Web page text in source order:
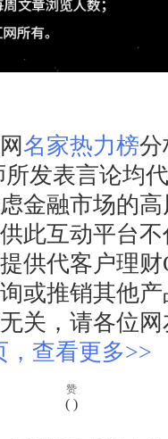
名家热力榜分
发表言论均
金融市场的
此互动平台
供代客户理
或推销其他
关，请各位
，查看更多>>
赞
( )